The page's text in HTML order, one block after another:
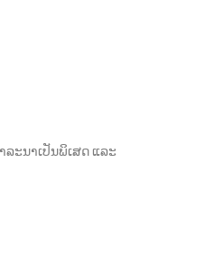
ະນາເປັນພິເສດ ແລະ